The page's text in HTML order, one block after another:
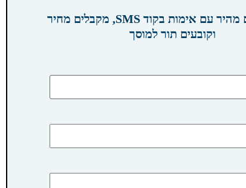
מילוי פרטים מהיר עם אימות בקוד SMS, מקבלים מחיר
וקובעים תור למוסך